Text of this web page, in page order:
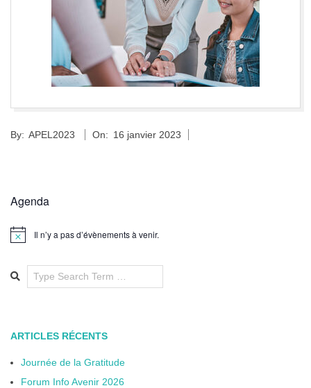
By: APEL2023 On: 16 janvier 2023
Agenda
Notice Il n’y a pas d’évènements à venir.
ARTICLES RÉCENTS
Journée de la Gratitude
Forum Info Avenir 2026